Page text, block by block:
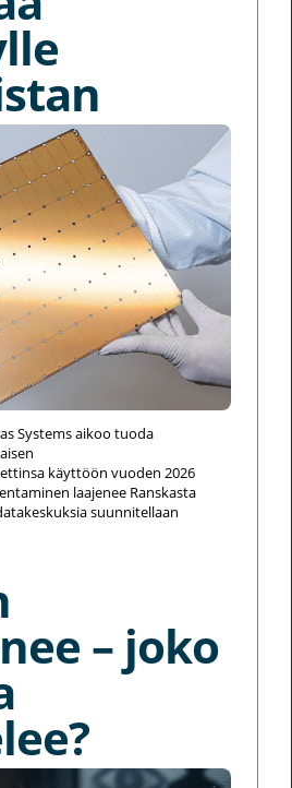
Systems aikoo tuoda
käyttöön vuoden 2026
laajenee Ranskasta
suunnitellaan
– joko